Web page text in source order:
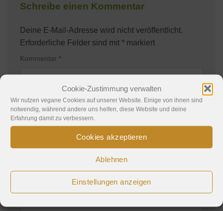
Cookie-Zustimmung verwalten
Wir nutzen vegane Cookies auf unserer Website. Einige von ihnen sind
notwendig, während andere uns helfen, diese Website und deine
Erfahrung damit zu verbessern.
Cookies akzeptieren
Ablehnen
Einstellungen anzeigen
Schreibe einen Kommentar
Deine E-Mail-Adresse wird nicht veröffentlicht.
Erforderliche Felder sind mit * markiert
Kommentar *
E-Mail-Adresse*